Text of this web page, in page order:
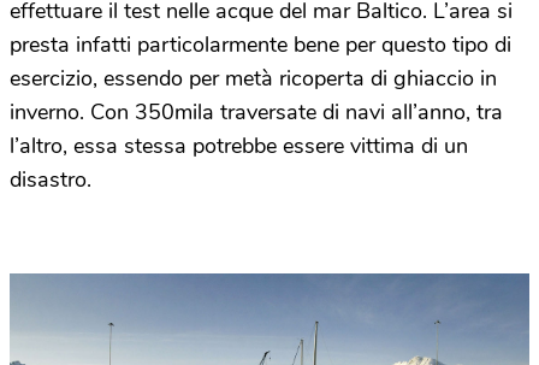
effettuare il test nelle acque del mar Baltico. L’area si
presta infatti particolarmente bene per questo tipo di
esercizio, essendo per metà ricoperta di ghiaccio in
inverno. Con 350mila traversate di navi all’anno, tra
l’altro, essa stessa potrebbe essere vittima di un
disastro.